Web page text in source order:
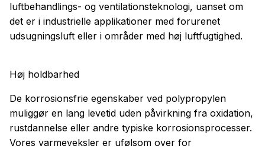
luftbehandlings- og ventilationsteknologi, uanset om
det er i industrielle applikationer med forurenet
udsugningsluft eller i områder med høj luftfugtighed.
Høj holdbarhed
De korrosionsfrie egenskaber ved polypropylen
muliggør en lang levetid uden påvirkning fra oxidation,
rustdannelse eller andre typiske korrosionsprocesser.
Vores varmeveksler er ufølsom over for